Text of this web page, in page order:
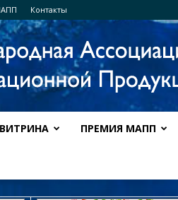
Контакты
ВИТРИНА ПРЕМИЯ МАПП